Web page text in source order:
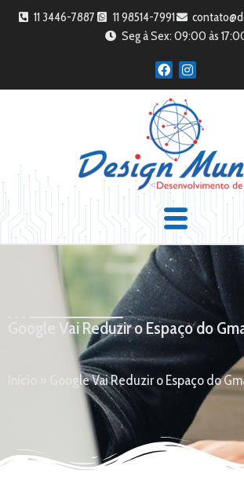
11 3446-7887 11 98514-7991
Seg à Sex: 09:00 às
Google Vai Reduzir o Espaço do
Google Vai Reduzir o Espaço do